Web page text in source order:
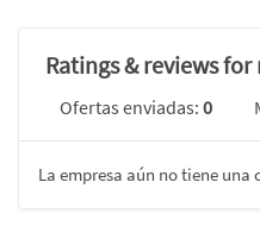
Ratings & reviews
Ofertas enviadas: 0
La empresa aún no tiene una